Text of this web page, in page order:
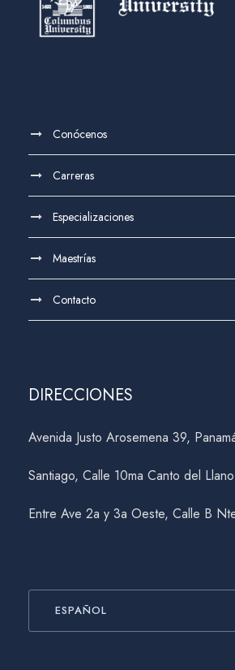
Conócenos
Carreras
Especializaciones
Maestrías
Contacto
DIRECCIONES
Avenida Justo Arosemena 39,
Santiago, Calle 10ma Canto del Llano
Entre Ave 2a y 3a Oeste, Calle B
ESPAÑOL